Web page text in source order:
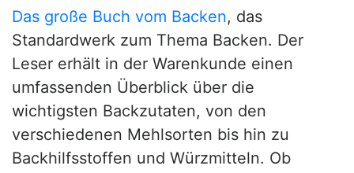
Das große Buch vom Backen, das
Standardwerk zum Thema Backen. Der
Leser erhält in der Warenkunde einen
umfassenden Überblick über die
wichtigsten Backzutaten, von den
verschiedenen Mehlsorten bis hin zu
Backhilfsstoffen und Würzmitteln. Ob